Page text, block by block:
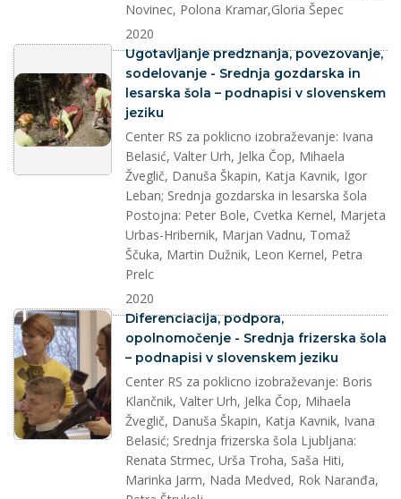
Novinec, Polona Kramar,Gloria Šepec
2020
splet
Ugotavljanje predznanja, povezovanje,
sodelovanje - Srednja gozdarska in
lesarska šola – podnapisi v slovenskem
jeziku
Center RS za poklicno izobraževanje: Ivana
Belasić, Valter Urh, Jelka Čop, Mihaela
Žveglič, Danuša Škapin, Katja Kavnik, Igor
Leban; Srednja gozdarska in lesarska šola
Postojna: Peter Bole, Cvetka Kernel, Marjeta
Urbas-Hribernik, Marjan Vadnu, Tomaž
Ščuka, Martin Dužnik, Leon Kernel, Petra
Prelc
2020
splet
Diferenciacija, podpora,
opolnomočenje - Srednja frizerska šola
– podnapisi v slovenskem jeziku
Center RS za poklicno izobraževanje: Boris
Klančnik, Valter Urh, Jelka Čop, Mihaela
Žveglič, Danuša Škapin, Katja Kavnik, Ivana
Belasić; Srednja frizerska šola Ljubljana:
Renata Strmec, Urša Troha, Saša Hiti,
Marinka Jarm, Nada Medved, Rok Naranđa,